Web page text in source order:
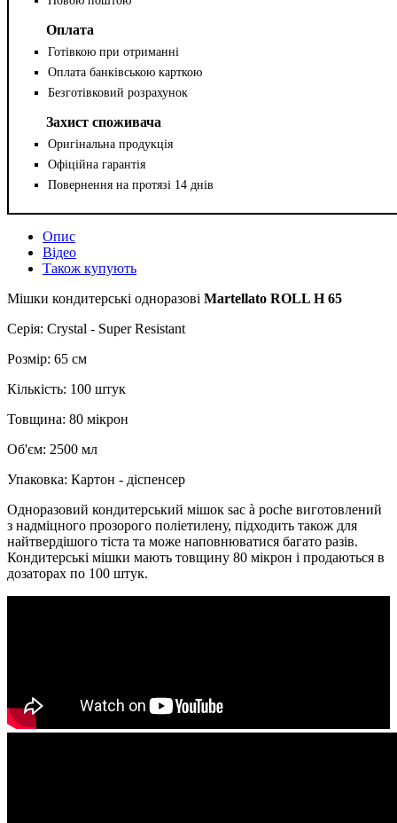
Оплата
Готівкою при отриманні
Оплата банківською карткою
Безготівковий розрахунок
Захист споживача
Оригінальна продукція
Офіційна гарантія
Повернення на протязі 14 днів
Опис
Відео
Також купують
Мішки кондитерські одноразові Martellato ROLL H 65
Серія: Crystal - Super Resistant
Розмір: 65 см
Кількість: 100 штук
Товщина: 80 мікрон
Об'єм: 2500 мл
Упаковка: Картон - діспенсер
Одноразовий кондитерський мішок sac à poche виготовлений
з надміцного прозорого поліетилену, підходить також для
найтвердішого тіста та може наповнюватися багато разів.
Кондитерські мішки мають товщину 80 мікрон і продаються в
дозаторах по 100 штук.